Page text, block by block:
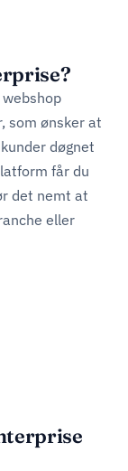
som ønsker at
døgnet
får du
det nemt at
eller